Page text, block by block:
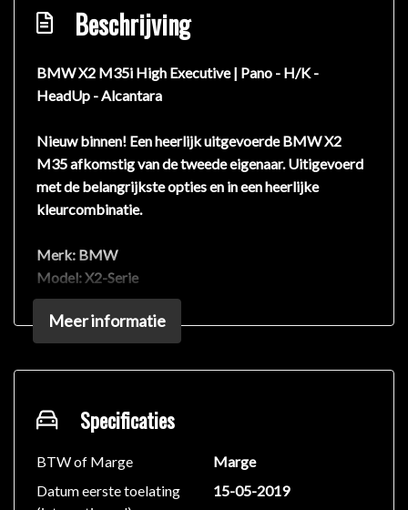
Beschrijving
BMW X2 M35i High Executive | Pano - H/K -
HeadUp - Alcantara
Nieuw binnen! Een heerlijk uitgevoerde BMW X2
M35 afkomstig van de tweede eigenaar. Uitigevoerd
met de belangrijkste opties en in een heerlijke
kleurcombinatie.
Merk: BMW
Model:X2-Serie
Uitvoering:M35i High Executive
Bouwjaar:2019
Kilometers:56.900
Brandstof:Benzine
Vermogen:306 PK
2.0L 4-cilinder
Aandrijving:Vierwielen
De motor is met 306PK zeer potent en brengt zijn
Meer informatie
Specificaties
BTW of Marge
Marge
Datum eerste toelating
15-05-2019